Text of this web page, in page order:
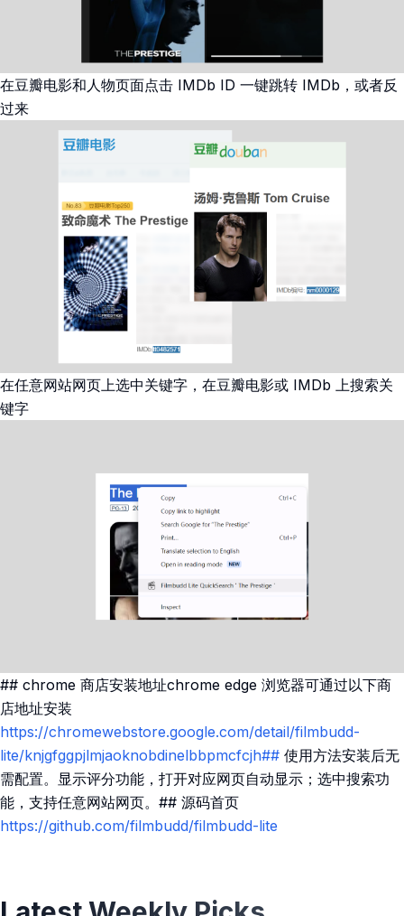
在豆瓣电影和人物页面点击 IMDb ID 一键跳转 IMDb，或者反
过来
在任意网站网页上选中关键字，在豆瓣电影或 IMDb 上搜索关
键字
## chrome 商店安装地址chrome edge 浏览器可通过以下商
店地址安装
https://chromewebstore.google.com/detail/filmbudd-
lite/knjgfggpjlmjaoknobdinelbbpmcfcjh## 使用方法安装后无
需配置。显示评分功能，打开对应网页自动显示；选中搜索功
能，支持任意网站网页。## 源码首页
https://github.com/filmbudd/filmbudd-lite